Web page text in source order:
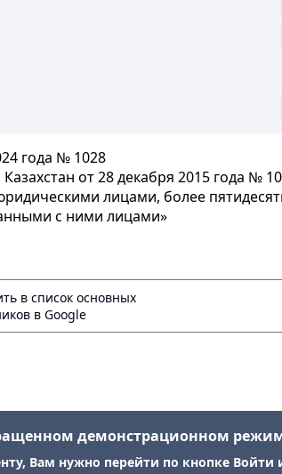
года № 1028
от 28 декабря 2015 года №
лицами, более
с ними лицами»
в список основных
в Google
демонстрационном
Вам нужно перейти по кнопке Войти